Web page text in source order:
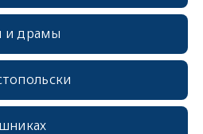
и драмы
erid: 2SDnjcrDNw6